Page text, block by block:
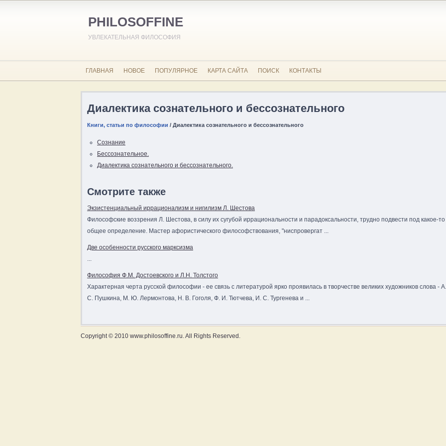
PHILOSOFFINE
УВЛЕКАТЕЛЬНАЯ ФИЛОСОФИЯ
ГЛАВНАЯ НОВОЕ ПОПУЛЯРНОЕ КАРТА САЙТА ПОИСК КОНТАКТЫ
Диалектика сознательного и бессознательного
Книги, статьи по философии / Диалектика сознательного и бессознательного
Сознание
Бессознательное.
Диалектика сознательного и бессознательного.
Смотрите также
Экзистенциальный иррационализм и нигилизм Л. Шестова
Философские воззрения Л. Шестова, в силу их сугубой иррациональности и парадоксальности, трудно подвести под какое-то
общее определение. Мастер афористического философствования, "ниспровергат ...
Две особенности русского марксизма
...
Философия Ф.М. Достоевского и Л.Н. Толстого
Характерная черта русской философии - ее связь с литературой ярко проявилась в творчестве великих художников слова - А.
С. Пушкина, М. Ю. Лермонтова, Н. В. Гоголя, Ф. И. Тютчева, И. С. Тургенева и ...
Copyright © 2010 www.philosoffine.ru. All Rights Reserved.